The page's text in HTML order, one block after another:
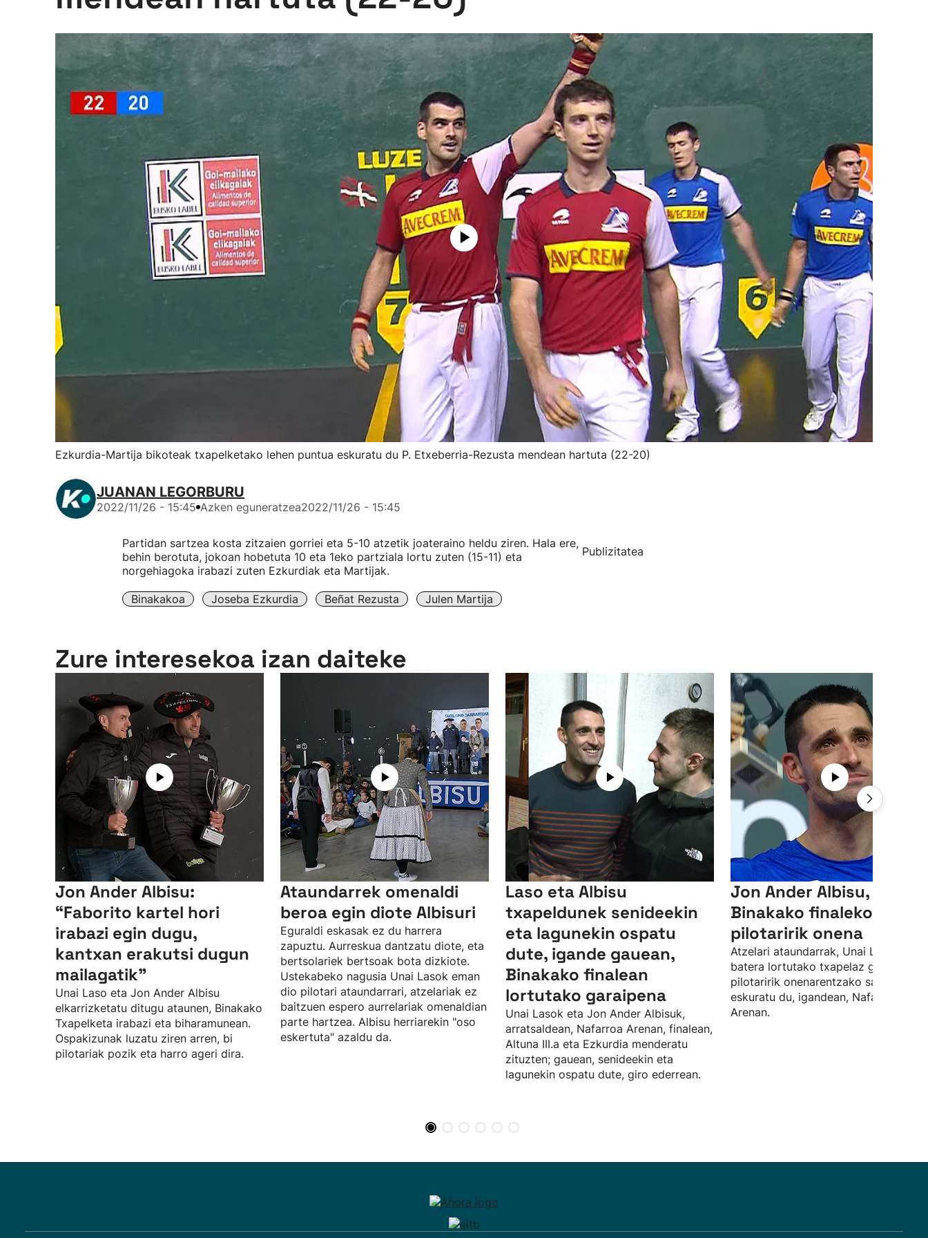
Ezkurdia-Martija bikoteak txapelketako lehen puntua eskuratu du P. Etxeberria-Rezusta mendean hartuta (22-20)
JUANAN LEGORBURU
2022/11/26 - 15:45 Azken eguneratzea2022/11/26 - 15:45
Partidan sartzea kosta zitzaien gorriei eta 5-10 atzetik joateraino heldu ziren. Hala ere,
behin berotuta, jokoan hobetuta 10 eta 1eko partziala lortu zuten (15-11) eta
norgehiagoka irabazi zuten Ezkurdiak eta Martijak.
Binakakoa Joseba Ezkurdia Beñat Rezusta Julen Martija
Publizitatea
Zure interesekoa izan daiteke
Jon Ander Albisu:
“Faborito kartel hori
irabazi egin dugu,
kantxan erakutsi dugun
mailagatik”
Unai Laso eta Jon Ander Albisu
elkarrizketatu ditugu ataunen, Binakako
Txapelketa irabazi eta biharamunean.
Ospakizunak luzatu ziren arren, bi
pilotariak pozik eta harro ageri dira.
Ataundarrek omenaldi
beroa egin diote Albisuri
Eguraldi eskasak ez du harrera
zapuztu. Aurreskua dantzatu diote, eta
bertsolariek bertsoak bota dizkiote.
Ustekabeko nagusia Unai Lasok eman
dio pilotari ataundarrari, atzelariak ez
baitzuen espero aurrelariak omenaldian
parte hartzea. Albisu herriarekin "oso
eskertuta" azaldu da.
Laso eta Albisu
txapeldunek senideekin
eta lagunekin ospatu
dute, igande gauean,
Binakako finalean
lortutako garaipena
Unai Lasok eta Jon Ander Albisuk,
arratsaldean, Nafarroa Arenan, finalean,
Altuna III.a eta Ezkurdia menderatu
zituzten; gauean, senideekin eta
lagunekin ospatu dute, giro ederrean.
Jon Ander Albisu,
Binakako finaleko
pilotaririk onena
Atzelari ataundarrak, Unai Lasorekin
batera lortutako txapelaz gain,
pilotaririk onenarentzako saria ere
eskuratu du, igandean, Nafarroa
Arenan.